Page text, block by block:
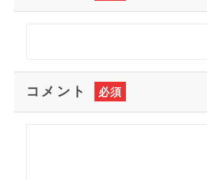
コメント 必須